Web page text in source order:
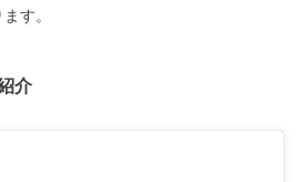
す。
介